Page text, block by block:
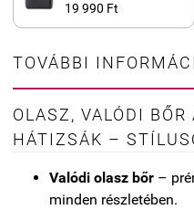
19 990 Ft
TOVÁBBI
OLASZ, VALÓDI
HÁTIZSÁK –
Valódi olasz bőr –
minden részletében.